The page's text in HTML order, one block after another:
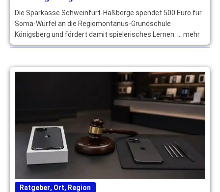
Die Sparkasse Schweinfurt-Haßberge spendet 500 Euro für
Soma-Würfel an die Regiomontanus-Grundschule
Königsberg und fördert damit spielerisches Lernen. … mehr
Ratgeber, Ort, Region